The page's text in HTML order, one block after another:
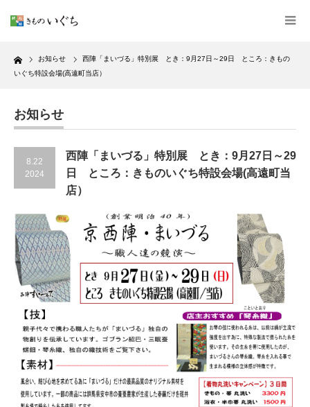
Home お知らせ
西陣「まいづる」特別展 とき：9月27日～29日 ところ：きもの
いぐち特設会場(高遠町当店）
お知らせ
8.22
2024
西陣「まいづる」特別展 とき：9月27日～29
日 ところ：きものいぐち特設会場(高遠町当
店）